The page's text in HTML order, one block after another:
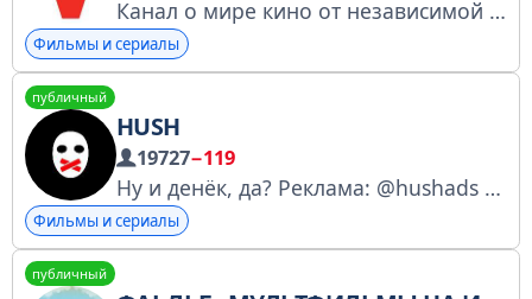
Канал о мире кино от независимой кинопрокатной компании Вольга. Показываем кино и делаем его культовым. Номер заявления для регистрации в Перечне РКН: № 6087990448
Фильмы и сериалы
публичный
HUSH
19727−119
Ну и денёк, да? Реклама: @hushads Мерч (бренд одежды) канала: @hushandbuy Канал «Напоминание»: @hushiun
Фильмы и сериалы
публичный